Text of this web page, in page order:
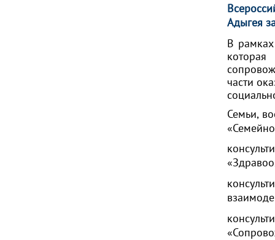
Адыгея
В
которая
части
Семьи,